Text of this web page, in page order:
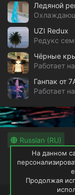
Ледяной
UZI Redux
Редукс
Чёрные
Ганпак от
Russian (RU)
Обратная связь
Политика
На данном
Продолжая